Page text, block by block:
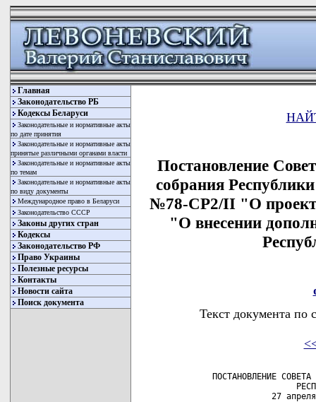
Главная
Законодательство РБ
Кодексы Беларуси
Законодательные и нормативные акты
по дате принятия
Законодательные и нормативные акты
принятые различными органами власти
Законодательные и нормативные акты
по темам
Законодательные и нормативные акты
по виду документы
Международное право в Беларуси
Законодательство СССР
Законы других стран
Кодексы
Законодательство РФ
Право Украины
Полезные ресурсы
Контакты
Новости сайта
Поиск документа
Постановление
собрания
№78-СР2/II "О
"О внесении
Текст документа по
ПОСТАНОВЛЕНИЕ СОВЕТА
27